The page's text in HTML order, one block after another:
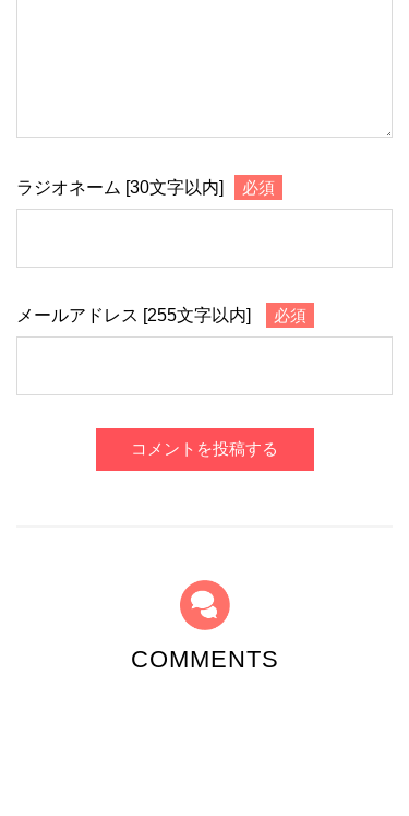
ラジオネーム [30文字以内] 必須
メールアドレス [255文字以内] 必須
コメントを投稿する
COMMENTS